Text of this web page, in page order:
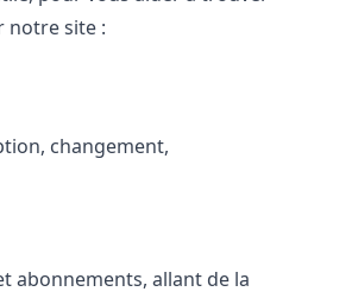
notre site :
changement,
abonnements, allant de la